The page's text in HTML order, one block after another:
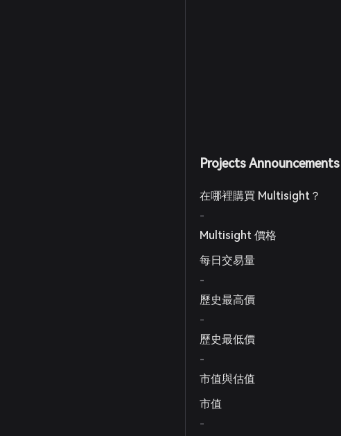
Projects Announcements
在哪裡購買 Multisight？
-
Multisight 價格
每日交易量
-
歷史最高價
-
歷史最低價
-
市值與估值
市值
-